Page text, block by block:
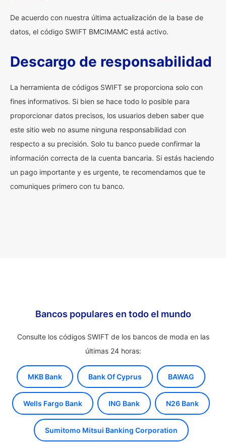
De acuerdo con nuestra última actualización de la base de
datos, el código SWIFT BMCIMAMC está activo.
Descargo de responsabilidad
La herramienta de códigos SWIFT se proporciona solo con
fines informativos. Si bien se hace todo lo posible para
proporcionar datos precisos, los usuarios deben saber que
este sitio web no asume ninguna responsabilidad con
respecto a su precisión. Solo tu banco puede confirmar la
información correcta de la cuenta bancaria. Si estás haciendo
un pago importante y es urgente, te recomendamos que te
comuniques primero con tu banco.
Bancos populares en todo el mundo
Consulte los códigos SWIFT de los bancos de moda en las
últimas 24 horas:
MKB Bank Bank Of Cyprus BAWAG
Wells Fargo Bank ING Bank N26 Bank
Sumitomo Mitsui Banking Corporation